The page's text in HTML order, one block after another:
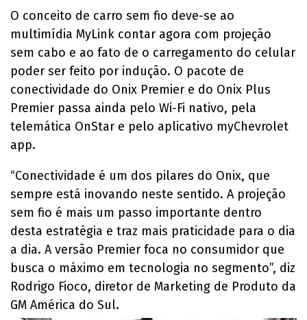
O conceito de carro sem fio deve-se ao
multimídia MyLink contar agora com projeção
sem cabo e ao fato de o carregamento do celular
poder ser feito por indução. O pacote de
conectividade do Onix Premier e do Onix Plus
Premier passa ainda pelo Wi-Fi nativo, pela
telemática OnStar e pelo aplicativo myChevrolet
app.
“Conectividade é um dos pilares do Onix, que
sempre está inovando neste sentido. A projeção
sem fio é mais um passo importante dentro
desta estratégia e traz mais praticidade para o dia
a dia. A versão Premier foca no consumidor que
busca o máximo em tecnologia no segmento”, diz
Rodrigo Fioco, diretor de Marketing de Produto da
GM América do Sul.